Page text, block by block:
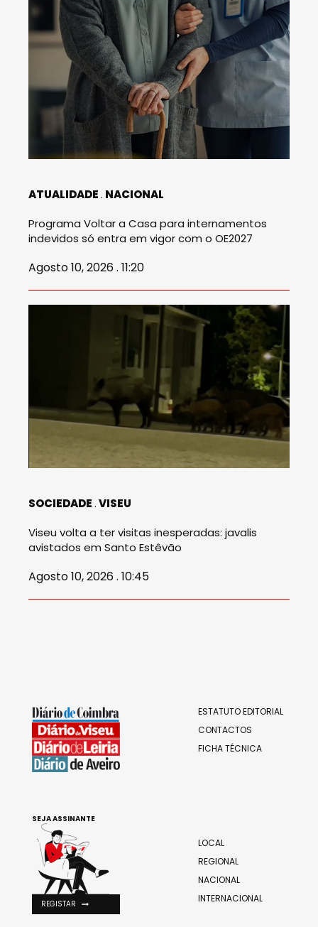
ATUALIDADE NACIONAL
Programa Voltar a Casa para internamentos
indevidos só entra em vigor com o OE2027
Agosto 10, 2026 . 11:20
SOCIEDADE VISEU
Viseu volta a ter visitas inesperadas: javalis
avistados em Santo Estêvão
Agosto 10, 2026 . 10:45
ESTATUTO EDITORIAL
CONTACTOS
FICHA TÉCNICA
LOCAL
REGIONAL
NACIONAL
INTERNACIONAL
SEJA ASSINANTE
REGISTAR